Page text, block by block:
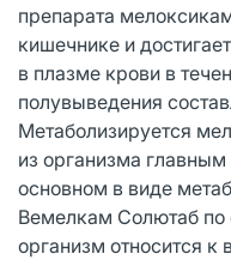
препарата
кишечнике и
в плазме крови в
полувыведения
Метаболизируется
из организма
основном в виде
Вемелкам Солютаб по
организм относится